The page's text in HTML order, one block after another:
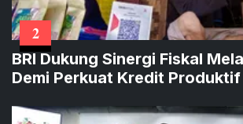
2
BRI Dukung Sinergi Fiskal
Demi Perkuat Kredit Produktif